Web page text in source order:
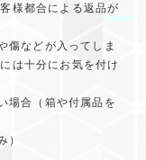
様都合による返品が
傷などが入ってしま
は十分にお気を付け
場合（箱や付属品を
）